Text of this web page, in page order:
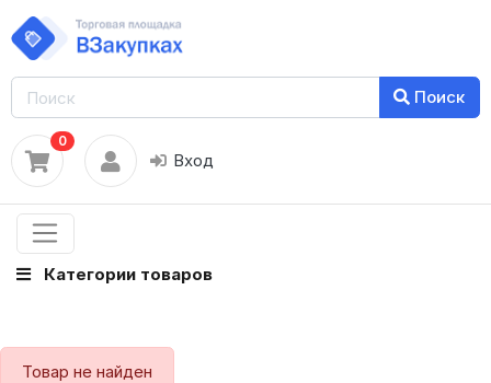
Поиск
0
Вход
Категории товаров
Товар не найден